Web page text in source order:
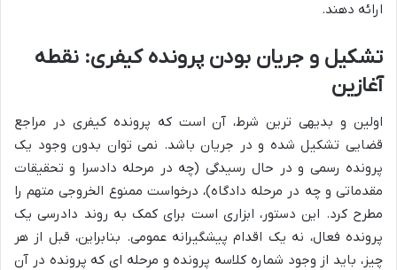
ارائه دهند.
تشکیل و جریان بودن پرونده کیفری: نقطه
آغازین
اولین و بدیهی ترین شرط، آن است که پرونده کیفری در مراجع
قضایی تشکیل شده و در جریان باشد. نمی توان بدون وجود یک
پرونده رسمی و در حال رسیدگی (چه در مرحله دادسرا و تحقیقات
مقدماتی و چه در مرحله دادگاه)، درخواست ممنوع الخروجی متهم را
مطرح کرد. این دستور، ابزاری است برای کمک به روند دادرسی یک
پرونده فعال، نه یک اقدام پیشگیرانه عمومی. بنابراین، قبل از هر
چیز، باید از وجود شماره کلاسه پرونده و مرحله ای که پرونده در آن